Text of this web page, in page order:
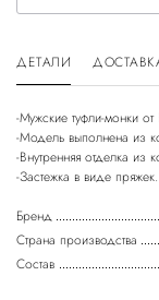
ДЕТАЛИ
-Мужские туфли-монки
-Модель выполнена из
-Внутренняя отделка из
-Застежка в виде пряжек.
Бренд
Страна производства
Состав